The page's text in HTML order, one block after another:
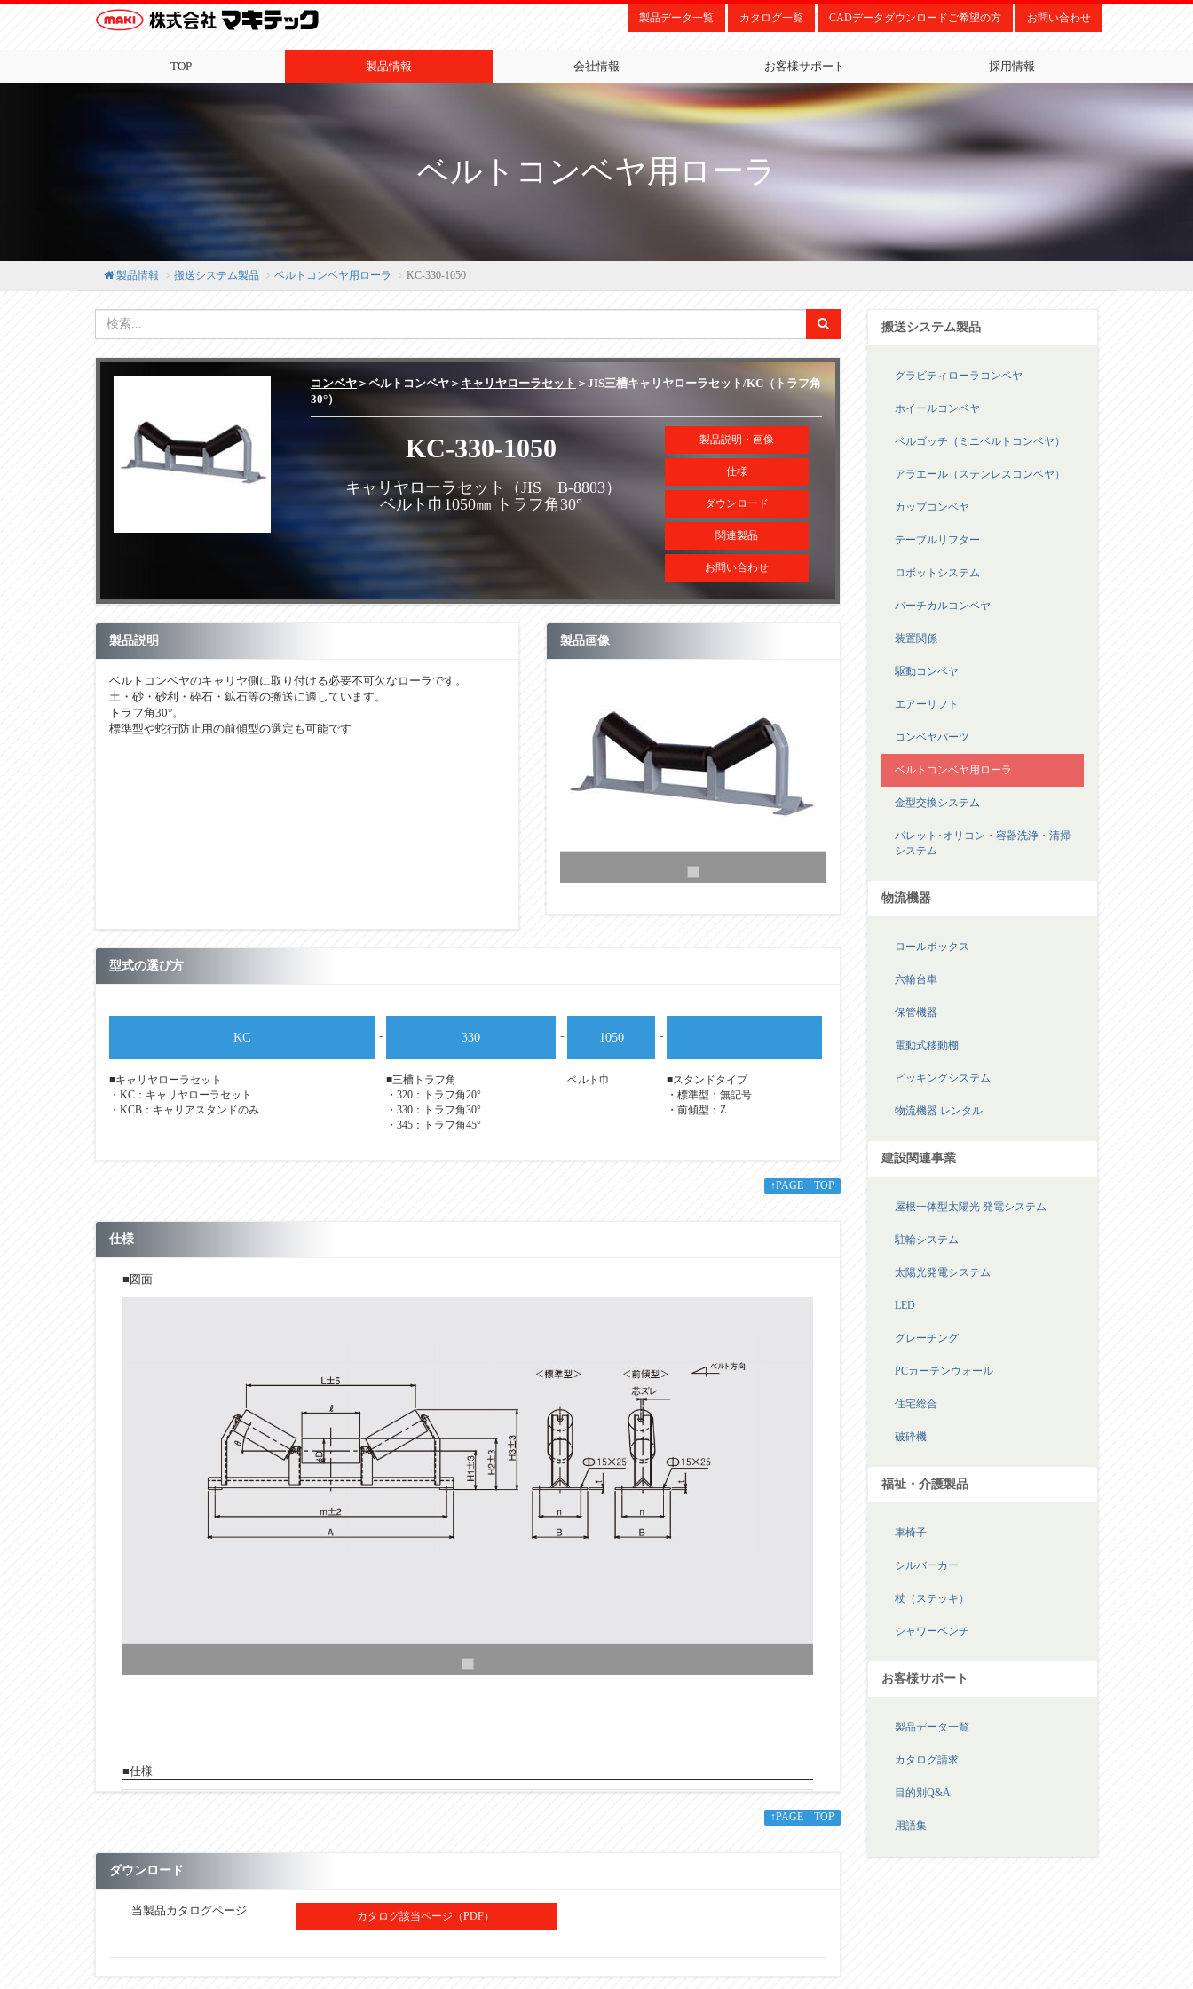
製品データ一覧 カタログ一覧 CADデータダウンロードご希望の方 お問い合わせ
TOP 製品情報 会社情報 お客様サポート 採用情報
ベルトコンベヤ用ローラ
製品情報 搬送システム製品 ベルトコンベヤ用ローラ KC-330-1050
コンベヤ ＞ベルトコンベヤ＞ キャリヤローラセット ＞JIS三槽キャリヤローラセット/KC（トラフ角
30°）
KC-330-1050
キャリヤローラセット（JIS B-8803）
ベルト巾1050㎜ トラフ角30°
製品説明・画像
仕様
ダウンロード
関連製品
お問い合わせ
製品説明
ベルトコンベヤのキャリヤ側に取り付ける必要不可欠なローラです。
土・砂・砂利・砕石・鉱石等の搬送に適しています。
トラフ角30°。
標準型や蛇行防止用の前傾型の選定も可能です
製品画像
型式の選び方
KC
■キャリヤローラセット
・KC：キャリヤローラセット
・KCB：キャリアスタンドのみ
- 330
■三槽トラフ角
・320：トラフ角20°
・330：トラフ角30°
・345：トラフ角45°
- 1050
ベルト巾
-
■スタンドタイプ
・標準型：無記号
・前傾型：Z
↑PAGE TOP
仕様
■図面
■仕様
D
1340
↑PAGE TOP
ダウンロード
当製品カタログページ カタログ該当ページ（PDF）
搬送システム製品
グラビティローラコンベヤ
ホイールコンベヤ
ベルゴッチ（ミニベルトコンベヤ）
アラエール（ステンレスコンベヤ）
カップコンベヤ
テーブルリフター
ロボットシステム
バーチカルコンベヤ
装置関係
駆動コンベヤ
エアーリフト
コンベヤパーツ
ベルトコンベヤ用ローラ
金型交換システム
パレット･オリコン・容器洗浄・清掃
システム
物流機器
ロールボックス
六輪台車
保管機器
電動式移動棚
ピッキングシステム
物流機器 レンタル
建設関連事業
屋根一体型太陽光 発電システム
駐輪システム
太陽光発電システム
LED
グレーチング
PCカーテンウォール
住宅総合
破砕機
福祉・介護製品
車椅子
シルバーカー
杖（ステッキ）
シャワーベンチ
お客様サポート
製品データ一覧
カタログ請求
目的別Q&A
用語集